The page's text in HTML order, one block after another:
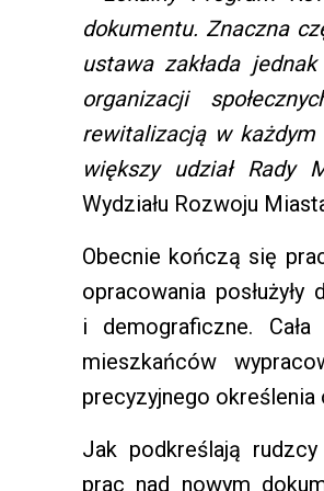
dokumentu. Znaczna
ustawa zakłada
organizacji
rewitalizacją w każdym
większy udział Rady
Wydziału Rozwoju
Obecnie kończą się
opracowania
i demograficzne.
mieszkańców
precyzyjnego
Jak podkreślają
prac nad nowym